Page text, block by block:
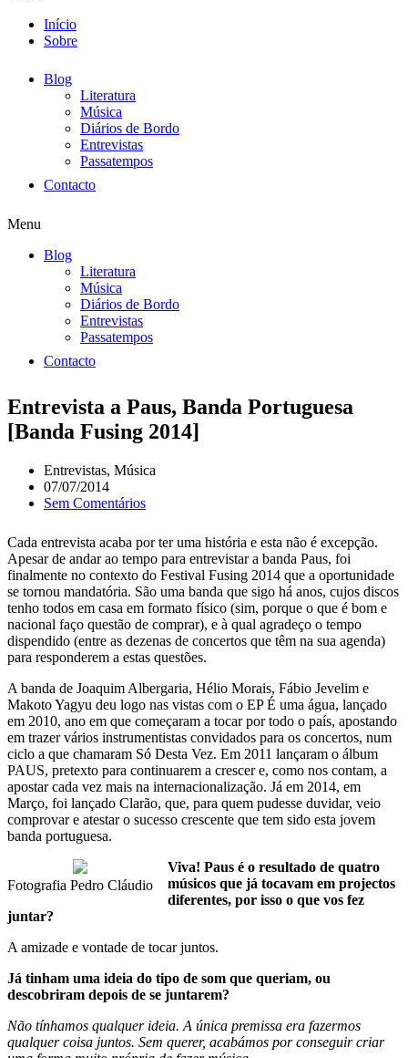
Início
Sobre
Blog
Literatura
Música
Diários de Bordo
Entrevistas
Passatempos
Contacto
Menu
Blog
Literatura
Música
Diários de Bordo
Entrevistas
Passatempos
Contacto
Entrevista a Paus, Banda Portuguesa
[Banda Fusing 2014]
Entrevistas, Música
07/07/2014
Sem Comentários
Cada entrevista acaba por ter uma história e esta não é excepção.
Apesar de andar ao tempo para entrevistar a banda Paus, foi
finalmente no contexto do Festival Fusing 2014 que a oportunidade
se tornou mandatória. São uma banda que sigo há anos, cujos discos
tenho todos em casa em formato físico (sim, porque o que é bom e
nacional faço questão de comprar), e à qual agradeço o tempo
dispendido (entre as dezenas de concertos que têm na sua agenda)
para responderem a estas questões.
A banda de Joaquim Albergaria, Hélio Morais, Fábio Jevelim e
Makoto Yagyu deu logo nas vistas com o EP É uma água, lançado
em 2010, ano em que começaram a tocar por todo o país, apostando
em trazer vários instrumentistas convidados para os concertos, num
ciclo a que chamaram Só Desta Vez. Em 2011 lançaram o álbum
PAUS, pretexto para continuarem a crescer e, como nos contam, a
apostar cada vez mais na internacionalização. Já em 2014, em
Março, foi lançado Clarão, que, para quem pudesse duvidar, veio
comprovar e atestar o sucesso crescente que tem sido esta jovem
banda portuguesa.
Fotografia Pedro Cláudio
Viva! Paus é o resultado de quatro
músicos que já tocavam em projectos
diferentes, por isso o que vos fez
juntar?
A amizade e vontade de tocar juntos.
Já tinham uma ideia do tipo de som que queriam, ou
descobriram depois de se juntarem?
Não tínhamos qualquer ideia. A única premissa era fazermos
qualquer coisa juntos. Sem querer, acabámos por conseguir criar